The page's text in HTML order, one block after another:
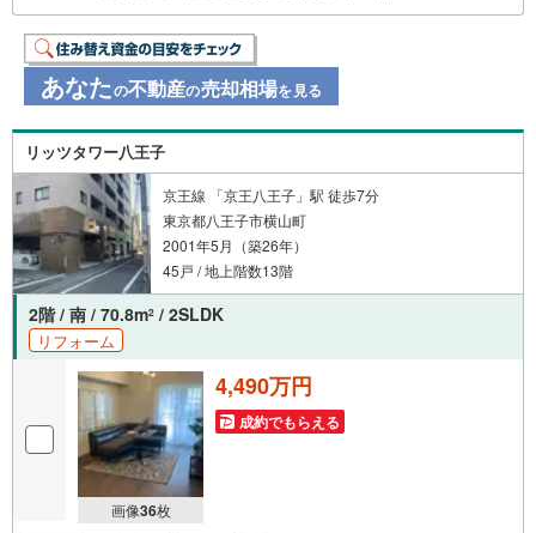
あなたの不動産の売却相場を見る
リッツタワー八王子
京王線 「京王八王子」駅 徒歩7分
東京都八王子市横山町
2001年5月（築26年）
45戸 / 地上階数13階
2階 / 南 / 70.8m2 / 2SLDK
リフォーム
画像36枚
4,490万円
成約でもらえる